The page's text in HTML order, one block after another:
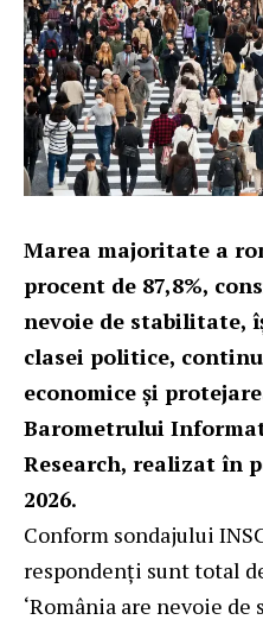
Marea majoritate a
procent de 87,8%,
nevoie de stabilitate,
clasei politice,
economice și
Barometrului
Research, realizat în
2026.
Conform sondajului
respondenți sunt total
‘România are nevoie